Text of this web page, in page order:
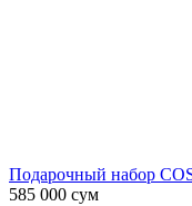
Подарочный набор
585 000 сум